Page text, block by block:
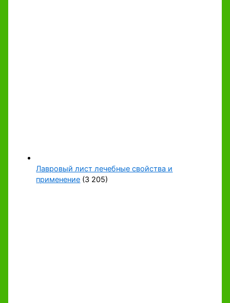
Лавровый лист лечебные свойства и
применение (3 205)